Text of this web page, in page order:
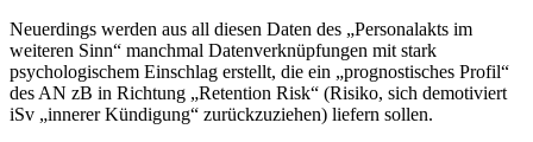
Neuerdings werden aus all diesen Daten des „Personalakts im
weiteren Sinn“ manchmal Datenverknüpfungen mit stark
psychologischem Einschlag erstellt, die ein „prognostisches Profil“
des AN zB in Richtung „Retention Risk“ (Risiko, sich demotiviert
iSv „innerer Kündigung“ zurückzuziehen) liefern sollen.